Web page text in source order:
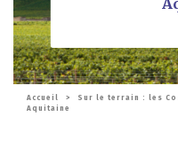
Accueil > Sur le terrain : les
Aquitaine